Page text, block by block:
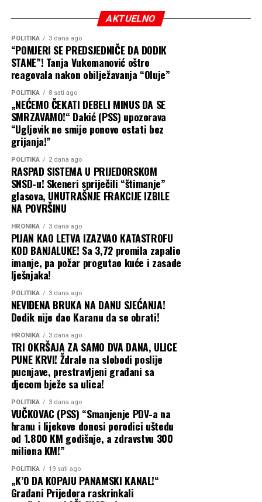
AKTUELNO
POLITIKA 3 dana ago
“POMJERI SE PREDSJEDNIČE DA DODIK
STANE”! Tanja Vukomanović oštro
reagovala nakon obilježavanja “Oluje”
POLITIKA 8 sati ago
„NEĆEMO ČEKATI DEBELI MINUS DA SE
SMRZAVAMO!“ Dakić (PSS) upozorava
“Ugljevik ne smije ponovo ostati bez
grijanja!”
POLITIKA 2 dana ago
RASPAD SISTEMA U PRIJEDORSKOM
SNSD-u! Skeneri spriječili “štimanje”
glasova, UNUTRAŠNJE FRAKCIJE IZBILE
NA POVRŠINU
HRONIKA 3 dana ago
PIJAN KAO LETVA IZAZVAO KATASTROFU
KOD BANJALUKE! Sa 3,72 promila zapalio
imanje, pa požar progutao kuće i zasade
lješnjaka!
POLITIKA 3 dana ago
NEVIĐENA BRUKA NA DANU SJEĆANJA!
Dodik nije dao Karanu da se obrati!
HRONIKA 3 dana ago
TRI OKRŠAJA ZA SAMO DVA DANA, ULICE
PUNE KRVI! Ždrale na slobodi poslije
pucnjave, prestravljeni građani sa
djecom bježe sa ulica!
POLITIKA 3 dana ago
VUČKOVAC (PSS) “Smanjenje PDV-a na
hranu i lijekove donosi porodici uštedu
od 1.800 KM godišnje, a zdravstvu 300
miliona KM!”
POLITIKA 19 sati ago
„K’O DA KOPAJU PANAMSKI KANAL!“
Građani Prijedora raskrinkali